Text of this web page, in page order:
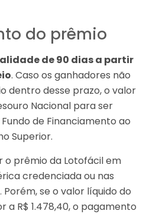
do prêmio
de 90 dias a partir
. Caso os ganhadores não
dentro desse prazo, o valor
Nacional para ser
de Financiamento ao
Superior.
o prêmio da Lotofácil em
credenciada ou nas
Porém, se o valor líquido do
a R$ 1.478,40, o pagamento